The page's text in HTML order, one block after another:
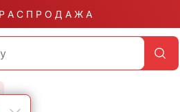
Р А С П Р О Д А Ж А